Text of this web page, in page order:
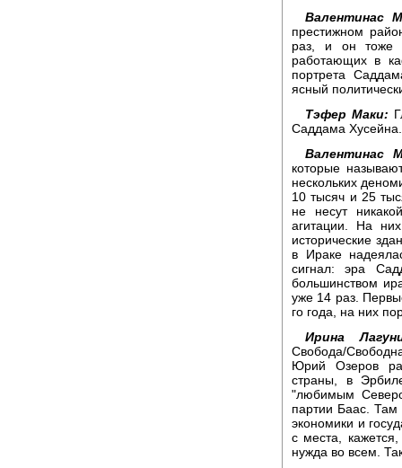
Валентинас
престижном
раз, и он тоже
работающих в
портрета
ясный
Тэфер Маки:
Саддама Хусейна.
Валентинас
которые
нескольких
10 тысяч и 25
не несут
агитации. На
исторические
в Ираке
сигнал: эра
большинством
уже 14 раз.
го года, на них
Ирина
Свобода/
Юрий Озеров
страны, в
"любимым
партии Баас.
экономики и
с места,
нужда во всем.